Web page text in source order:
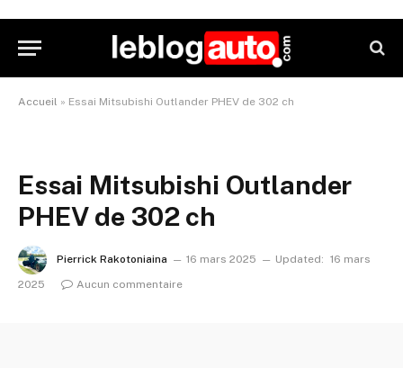
Accueil » Essai Mitsubishi Outlander PHEV de 302 ch
Essai Mitsubishi Outlander
PHEV de 302 ch
Pierrick Rakotoniaina 16 mars 2025 Updated: 16 mars
2025
Aucun commentaire